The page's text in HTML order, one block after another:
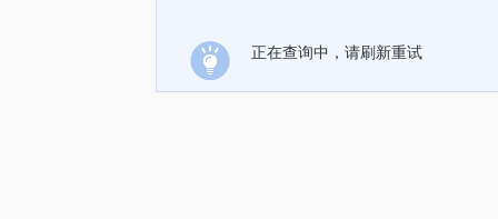
正在查询中，请刷新重试